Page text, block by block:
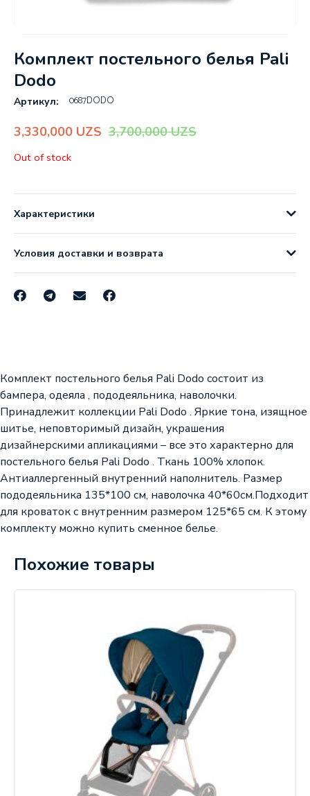
Комплект постельного белья Pali
Dodo
Артикул: 0687DODO
3,700,000UZS
3,330,000 UZS
Out of stock
Характеристики
Условия доставки и возврата
Комплект постельного белья Pali Dodo состоит из
бампера, одеяла , пододеяльника, наволочки.
Принадлежит коллекции Pali Dodo . Яркие тона, изящное
шитье, неповторимый дизайн, украшения
дизайнерскими апликациями – все это характерно для
постельного белья Pali Dodo . Ткань 100% хлопок.
Антиаллергенный внутренний наполнитель. Размер
пододеяльника 135*100 см, наволочка 40*60см.Подходит
для кроваток с внутренним размером 125*65 см. К этому
комплекту можно купить сменное белье.
Похожие товары